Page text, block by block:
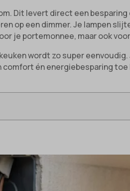
Dit levert direct een
op een dimmer. Je lampen
je portemonnee, maar ook
wordt zo super
én energiebesparing